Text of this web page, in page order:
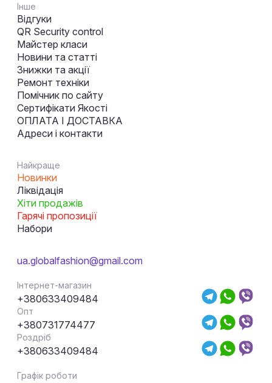
Інше
Відгуки
QR Security control
Майстер класи
Новини та статті
Знижки та акції
Ремонт техніки
Помічник по сайту
Сертифікати Якості
ОПЛАТА І ДОСТАВКА
Адреси і контакти
Найкраще
Новинки
Ліквідація
Хіти продажів
Гарячі пропозиції
Набори
ua.globalfashion@gmail.com
Інтернет-магазин
+380633409484
Опт
+380731774477
Роздріб
+380633409484
Графік роботи